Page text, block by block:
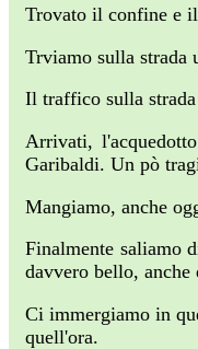
Trovato il confine e
Trviamo sulla strada
Il traffico sulla
Arrivati,
Garibaldi. Un pò
Mangiamo, anche
Finalmente saliamo
davvero bello,
Ci immergiamo in
quell'ora.